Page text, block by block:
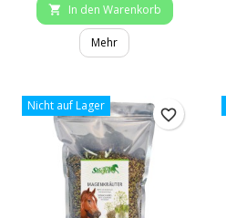
 In den Warenkorb
Mehr
Nicht auf Lager
favorite_border